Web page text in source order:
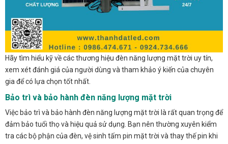
Hãy tìm hiểu kỹ về các thương hiệu đèn năng lượng mặt trời uy tín,
xem xét đánh giá của người dùng và tham khảo ý kiến của chuyên
gia để có lựa chọn tốt nhất.
Bảo trì và bảo hành đèn năng lượng mặt trời
Việc bảo trì và bảo hành đèn năng lượng mặt trời là rất quan trọng để
đảm bảo tuổi thọ và hiệu quả sử dụng. Bạn nên thường xuyên kiểm
tra các bộ phận của đèn, vệ sinh tấm pin mặt trời và thay thế pin khi